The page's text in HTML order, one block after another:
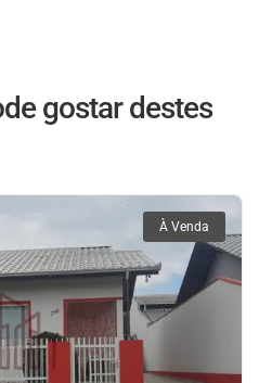
gostar destes
À Venda